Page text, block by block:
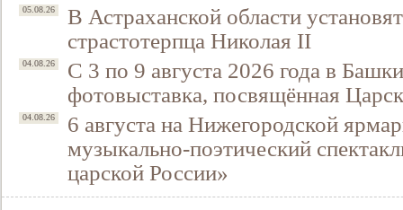
05.08.26
В Астраханской области
страстотерпца Николая II
04.08.26
С 3 по 9 августа 2026 года в
фотовыставка, посвящённая
04.08.26
6 августа на Нижегородской
музыкально-поэтический
царской России»